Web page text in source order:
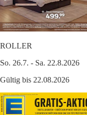
ROLLER
So. 26.7. - Sa. 22.8.2026
Gültig bis 22.08.2026